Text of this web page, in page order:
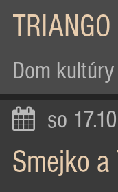
TRIANGO
Dom kultúry
so
Smejko a